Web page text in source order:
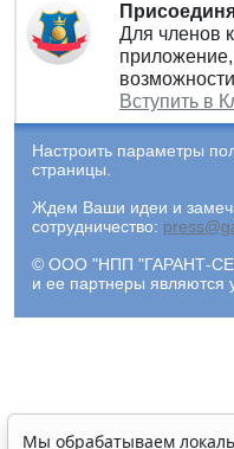
Для членов
Вступить в
Настроить параметры
страницы.
Ждем Ваши идеи и
сотрудничество:
© ООО "НПП "ГАРАНТ-
и ее партнеры являются
Мы обрабатываем